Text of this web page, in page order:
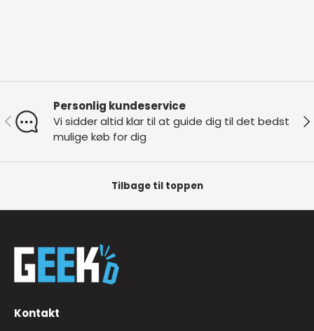
Forrige
Personlig kundeservice
Vi sidder altid klar til at guide dig til det bedst
mulige køb for dig
Tilbage til toppen
Kontakt